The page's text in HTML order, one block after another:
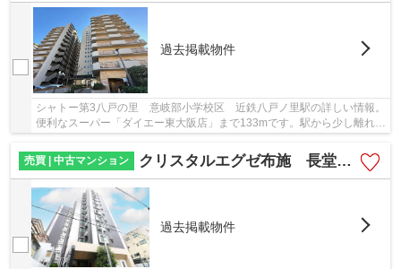
過去掲載物件
シャトー第3八戸の里 意岐部小学校区 近鉄八戸ノ里駅の詳しい情報。
便利なスーパー「ダイエー東大阪店」まで133mです。駅から少し離れ
た、駅徒歩12分の物件です。中古マンションなら...
売買 | 中古マンション
クリスタルエグゼ布施 長堂小学校区 近鉄布施駅
過去掲載物件